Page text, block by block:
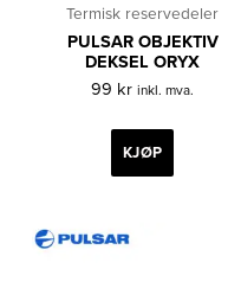
Termisk reservedeler
PULSAR OBJEKTIV
DEKSEL ORYX
99 kr inkl. mva.
KJØP